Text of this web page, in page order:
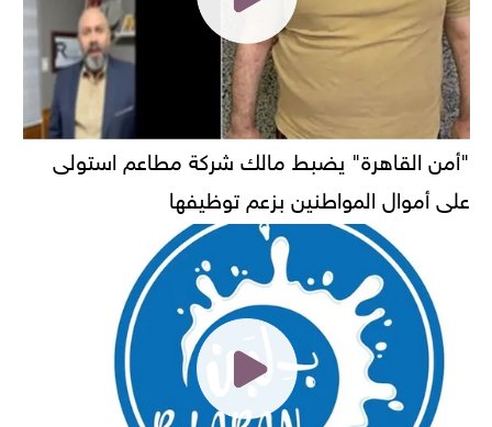
"أمن القاهرة" يضبط مالك شركة مطاعم استولى
على أموال المواطنين بزعم توظيفها